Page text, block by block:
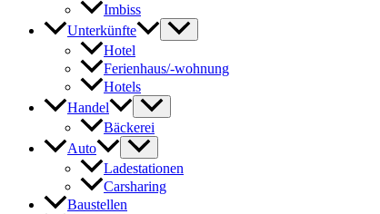
Imbiss
Unterkünfte
Hotel
Ferienhaus/-wohnung
Hotels
Handel
Bäckerei
Auto
Ladestationen
Carsharing
Baustellen